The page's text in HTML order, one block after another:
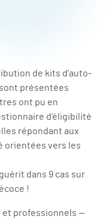
de kits d’auto-
présentées
ont pu en
d’éligibilité
répondant aux
orientées vers les
dans 9 cas sur
!
et professionnels —